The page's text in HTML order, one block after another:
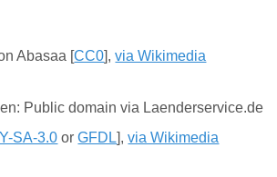
Abasaa [CC0],via Wikimedia
Public domain via Laenderservice.de
SA-3.0 orGFDL],via Wikimedia